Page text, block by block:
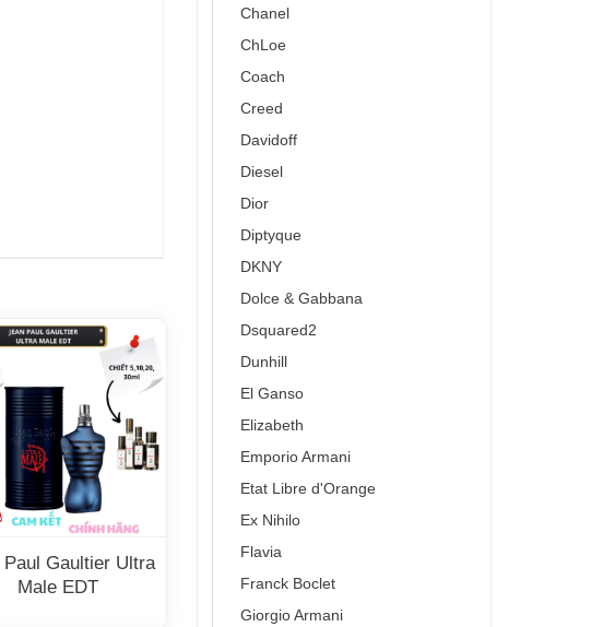
Chanel
ChLoe
Coach
Creed
Davidoff
Diesel
Dior
Diptyque
DKNY
Dolce & Gabbana
Dsquared2
Dunhill
El Ganso
Elizabeth
Emporio Armani
Etat Libre d'Orange
Ex Nihilo
Flavia
Franck Boclet
Giorgio Armani
Paul Gaultier Ultra
Male EDT